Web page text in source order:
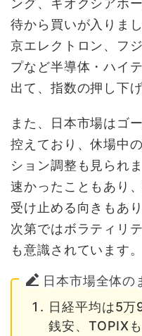
ング、キオクシアホ
待から買いが入りま
京エレクトロン、フ
プなど半導体・ハイ
出て、指数の押し下
また、日本市場はゴ
控えており、休場中
ション調整も見られ
速かったこともあり
受け止める向きもあ
次第ではボラティリ
も意識されています。
日本市場全体の
日経平均は5
銭安、TOPIX